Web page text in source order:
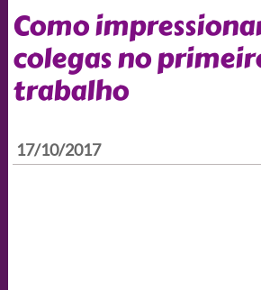
Como
colegas no
trabalho
17/10/2017